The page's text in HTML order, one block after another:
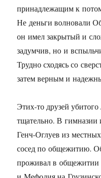
принадлежащим к
Не деньги волновали
он имел закрытый и
задумчив, но и
Трудно сходясь со
затем верным и
Этих-то друзей
тщательно. В гимназии
Генч-Оглуев из
сосед по общежитию.
проживал в общежитии